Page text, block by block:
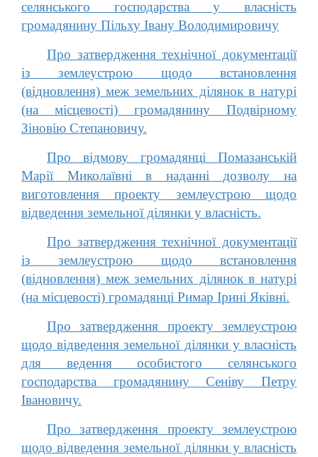
селянського господарства у власність
громадянину Пільху Івану Володимировичу
Про затвердження технічної документації
із землеустрою щодо встановлення
(відновлення) меж земельних ділянок в натурі
(на місцевості) громадянину Подвірному
Зіновію Степановичу.
Про відмову громадянці Помазанській
Марії Миколаївні в наданні дозволу на
виготовлення проекту землеустрою щодо
відведення земельної ділянки у власність.
Про затвердження технічної документації
із землеустрою щодо встановлення
(відновлення) меж земельних ділянок в натурі
(на місцевості) громадянці Римар Ірині Яківні.
Про затвердження проекту землеустрою
щодо відведення земельної ділянки у власність
для ведення особистого селянського
господарства громадянину Сеніву Петру
Івановичу.
Про затвердження проекту землеустрою
щодо відведення земельної ділянки у власність